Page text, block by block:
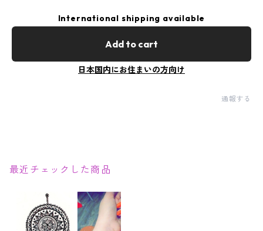
International shipping available
Add to cart
日本国内にお住まいの方向け
通報する
最近チェックした商品